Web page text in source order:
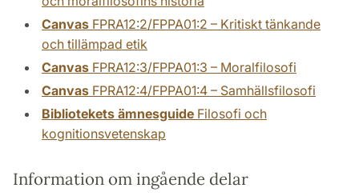
Canvas FPRA12:2/FPPA01:2 – Kritiskt tänkande
och tillämpad etik
Canvas FPRA12:3/FPPA01:3 – Moralfilosofi
Canvas FPRA12:4/FPPA01:4 – Samhällsfilosofi
Bibliotekets ämnesguide Filosofi och
kognitionsvetenskap
Information om ingående delar